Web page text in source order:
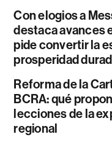
Con elogios a
destaca avances
pide convertir la
prosperidad
Reforma de la
BCRA: qué
lecciones de la
regional